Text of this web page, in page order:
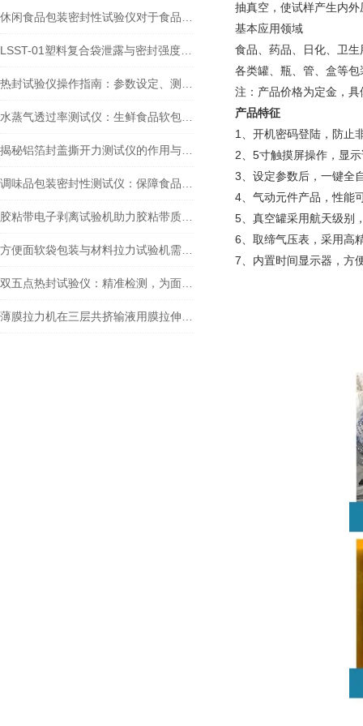
抽真空，使试样产生内
基本应用领域
食品、药品、日化、卫
各类罐、瓶、管、盒等
注：产品价格为定金，
产品特征
1、开机密码登陆，防止
2、5寸触摸屏操作，显
3、设定参数后，一键全
4、气动元件产品，性能
5、真空罐采用航天级别
6、取缔气压表，采用高
7、内置时间显示器，方